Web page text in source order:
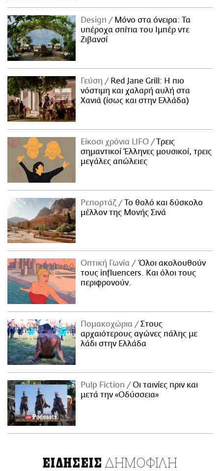
Design
Μόνο στα όνειρα: Τα
υπέροχα σπίτια του Ιμπέρ ντε
Ζιβανσί
Γεύση
Red Jane Grill: Η πιο
νόστιμη και χαλαρή αυλή στα
Χανιά (ίσως και στην Ελλάδα)
Είκοσι χρόνια LIFO
Tρεις
σημαντικοί Έλληνες μουσικοί, τρεις
μεγάλες απώλειες
Ρεπορτάζ
Το θολό και δύσκολο
μέλλον της Μονής Σινά
Οπτική Γωνία
Όλοι ακολουθούν
τους influencers. Και όλοι τους
περιφρονούν.
Πομακοχώρια
Στους
αρχαιότερους αγώνες πάλης με
λάδι στην Ελλάδα
Pulp Fiction
Οι ταινίες πριν και
μετά την «Οδύσσεια»
ΕΙΔΗΣΕΙΣ ΔΗΜΟΦΙΛΗ